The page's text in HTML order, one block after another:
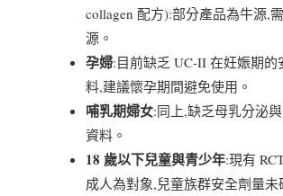
collagen 配方):部分產品為牛源,
源。
孕婦:目前缺乏 UC-II 在妊娠期的
料,建議懷孕期間避免使用。
哺乳期婦女:同上,缺乏母乳分泌
資料。
18 歲以下兒童與青少年:現有
成人為對象,兒童族群安全劑量未